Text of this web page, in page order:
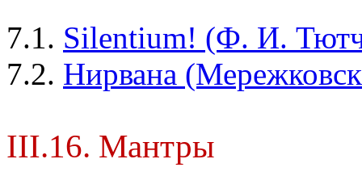
7.1. Silentium! (Ф. И.
7.2. Нирвана
III.16. Мантры